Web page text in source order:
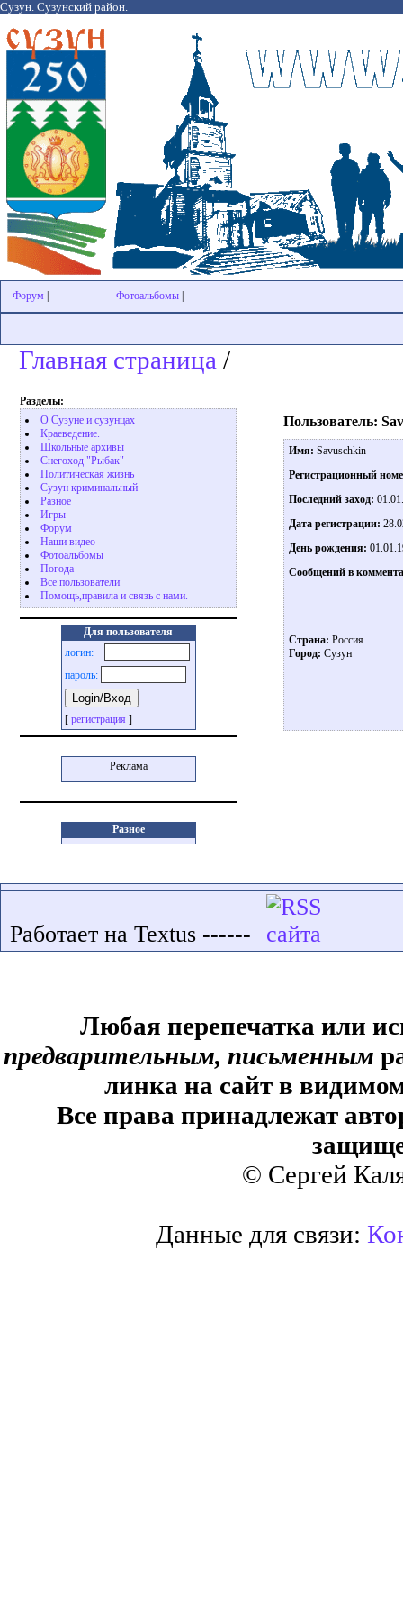
Сузун. Сузунский район.
Форум Фотоальбомы
Главная страница /
Разделы:
О Сузуне и сузунцах
Краеведение.
Школьные архивы
Снегоход "Рыбак"
Политическая жизнь
Сузун криминальный
Разное
Игры
Форум
Наши видео
Фотоальбомы
Погода
Все пользователи
Помощь,правила и связь с нами.
Для пользователя
логин:
пароль:
[ регистрация ]
Реклама
Разное
Пользователь:
Имя: Savuschkin
Регистрационный
Последний заход:
Дата регистрации:
День рождения:
Сообщений в
Страна: Россия
Город: Сузун
Работает на Textus ------
Любая перепечатка или
предварительным, письменным
линка на сайт в
Все права принадлежат
© Сергей
Данные для связи: